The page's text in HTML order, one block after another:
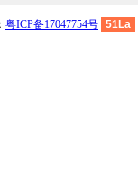
粤ICP备17047754号 51La